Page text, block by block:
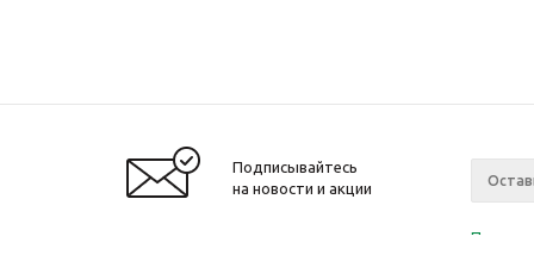
Подписывайтесь
на новости и акции